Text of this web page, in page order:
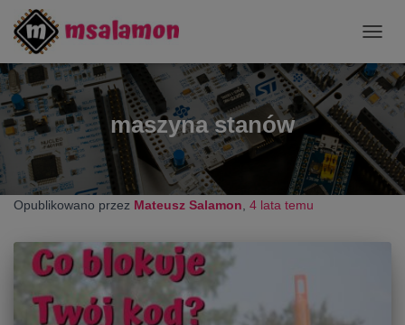
maszyna stanów
Opublikowano przez Mateusz Salamon 4 lata temu